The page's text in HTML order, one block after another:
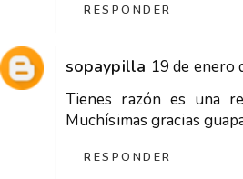
RESPONDER
sopaypilla 19 de enero
Tienes razón es una
Muchísimas gracias
RESPONDER